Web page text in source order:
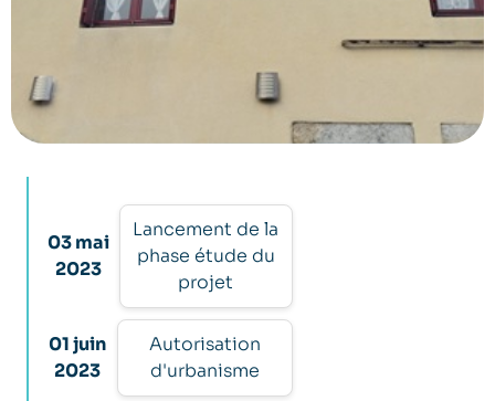
03 mai
2023
Lancement de la
phase étude du
projet
01 juin
2023
Autorisation
d'urbanisme